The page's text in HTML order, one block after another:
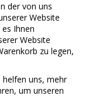
der von uns
Website
Ihnen
Website
zu legen,
helfen uns, mehr
um unseren